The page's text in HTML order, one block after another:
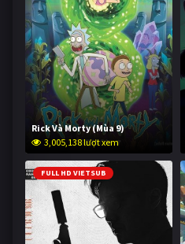
Rick Và Morty (Mùa 9)
3,005,138 lượt xem
FULL HD VIETSUB